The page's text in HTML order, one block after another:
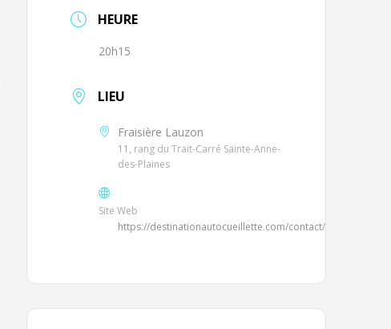
HEURE
20h15
LIEU
Fraisière Lauzon
11, rang du Trait-Carré Sainte-Anne-
des-Plaines
Site Web
https://destinationautocueillette.com/contact/